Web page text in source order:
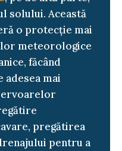
solului. Această
o protecție mai
meteorologice
făcând
mai
pregătirea
pentru a